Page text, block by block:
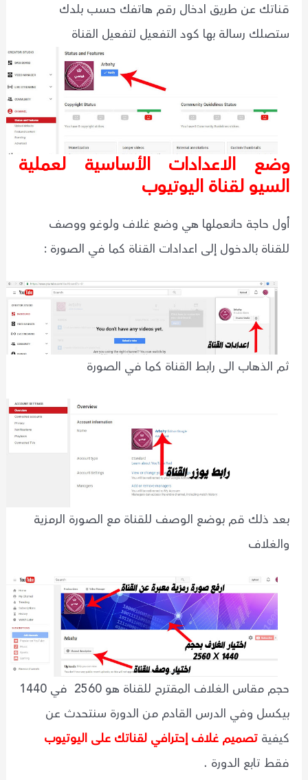
قناتك عن طريق ادخال رقم هاتفك حسب بلدك
ستصلك رسالة بها كود التفعيل لتفعيل القناة
وضع الاعدادات الأساسية لعملية
السيو لقناة اليوتيوب
أول حاجة حانعملها هي وضع غلاف ولوغو ووصف
للقناة بالدخول إلى اعدادات القناة كما في الصورة :
ثم الذهاب الى رابط القناة كما في الصورة
بعد ذلك قم بوضع الوصف للقناة مع الصورة الرمزية
والغلاف
حجم مقاس الغلاف المقترح للقناة هو 2560 في 1440
بيكسل وفي الدرس القادم من الدورة سنتحدث عن
كيفية تصميم غلاف إحترافي لقناتك على اليوتيوب
فقط تابع الدورة .